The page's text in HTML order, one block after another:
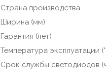
Страна производства
Ширина (мм)
Гарантия (лет)
Температура эксплуатации
Срок службы светодиодов